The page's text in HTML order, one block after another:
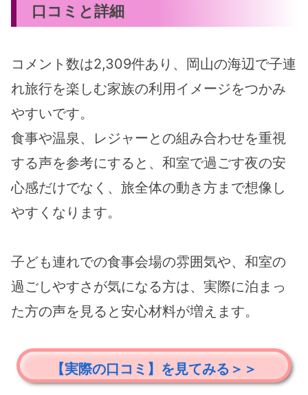
口コミと詳細
コメント数は2,309件あり、岡山の海辺で子連
れ旅行を楽しむ家族の利用イメージをつかみ
やすいです。
食事や温泉、レジャーとの組み合わせを重視
する声を参考にすると、和室で過ごす夜の安
心感だけでなく、旅全体の動き方まで想像し
やすくなります。
子ども連れでの食事会場の雰囲気や、和室の
過ごしやすさが気になる方は、実際に泊まっ
た方の声を見ると安心材料が増えます。
【実際の口コミ】を見てみる＞＞